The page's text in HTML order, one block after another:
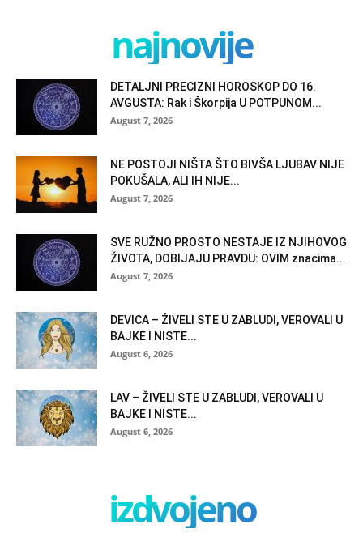
najnovije
DETALJNI PRECIZNI HOROSKOP DO 16.
AVGUSTA: Rak i Škorpija U POTPUNOM...
August 7, 2026
NE POSTOJI NIŠTA ŠTO BIVŠA LJUBAV NIJE
POKUŠALA, ALI IH NIJE...
August 7, 2026
SVE RUŽNO PROSTO NESTAJE IZ NJIHOVOG
ŽIVOTA, DOBIJAJU PRAVDU: OVIM znacima...
August 7, 2026
DEVICA – ŽIVELI STE U ZABLUDI, VEROVALI U
BAJKE I NISTE...
August 6, 2026
LAV – ŽIVELI STE U ZABLUDI, VEROVALI U
BAJKE I NISTE...
August 6, 2026
izdvojeno